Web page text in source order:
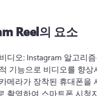
Reel의 요소
디오: Instagram 알고리
기능으로 비디오를 향상
메라가 장착된 휴대폰을
촬영하여 스마트폰 시청